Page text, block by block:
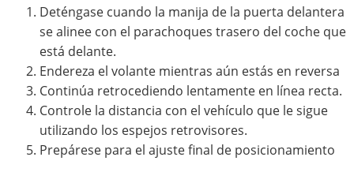
Deténgase cuando la manija de la puerta delantera
se alinee con el parachoques trasero del coche que
está delante.
Endereza el volante mientras aún estás en reversa
Continúa retrocediendo lentamente en línea recta.
Controle la distancia con el vehículo que le sigue
utilizando los espejos retrovisores.
Prepárese para el ajuste final de posicionamiento